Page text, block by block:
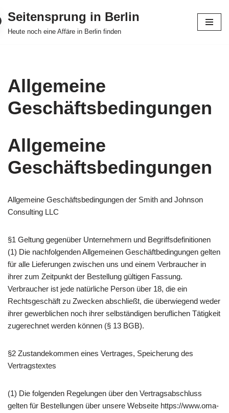
Zum
Seitensprung in Berlin
Heute noch eine Affäre in Berlin finden
Allgemeine
Geschäftsbedingungen
Allgemeine
Geschäftsbedingungen
Allgemeine Geschäftsbedingungen der Smith and Johnson
Consulting LLC
§1 Geltung gegenüber Unternehmern und Begriffsdefinitionen
(1) Die nachfolgenden Allgemeinen Geschäftbedingungen gelten
für alle Lieferungen zwischen uns und einem Verbraucher in
ihrer zum Zeitpunkt der Bestellung gültigen Fassung.
Verbraucher ist jede natürliche Person über 18, die ein
Rechtsgeschäft zu Zwecken abschließt, die überwiegend weder
ihrer gewerblichen noch ihrer selbständigen beruflichen Tätigkeit
zugerechnet werden können (§ 13 BGB).
§2 Zustandekommen eines Vertrages, Speicherung des
Vertragstextes
(1) Die folgenden Regelungen über den Vertragsabschluss
gelten für Bestellungen über unsere Webseite https://www.oma-